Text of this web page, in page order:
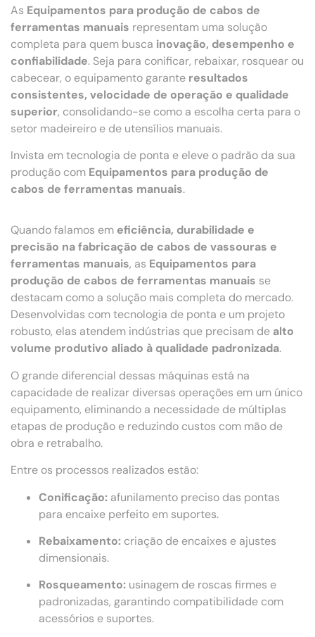
As Equipamentos para produção de cabos de
ferramentas manuais representam uma solução
completa para quem busca inovação, desempenho e
confiabilidade. Seja para conificar, rebaixar, rosquear ou
cabecear, o equipamento garante resultados
consistentes, velocidade de operação e qualidade
superior, consolidando-se como a escolha certa para o
setor madeireiro e de utensílios manuais.
Invista em tecnologia de ponta e eleve o padrão da sua
produção com Equipamentos para produção de
cabos de ferramentas manuais.
Quando falamos em eficiência, durabilidade e
precisão na fabricação de cabos de vassouras e
ferramentas manuais, as Equipamentos para
produção de cabos de ferramentas manuais se
destacam como a solução mais completa do mercado.
Desenvolvidas com tecnologia de ponta e um projeto
robusto, elas atendem indústrias que precisam de alto
volume produtivo aliado à qualidade padronizada.
O grande diferencial dessas máquinas está na
capacidade de realizar diversas operações em um único
equipamento, eliminando a necessidade de múltiplas
etapas de produção e reduzindo custos com mão de
obra e retrabalho.
Entre os processos realizados estão:
Conificação: afunilamento preciso das pontas
para encaixe perfeito em suportes.
Rebaixamento: criação de encaixes e ajustes
dimensionais.
Rosqueamento: usinagem de roscas firmes e
padronizadas, garantindo compatibilidade com
acessórios e suportes.